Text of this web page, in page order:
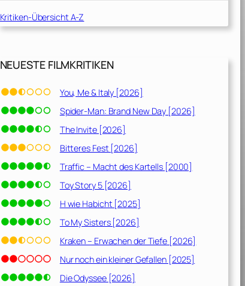
Kritiken-Übersicht A-Z
NEUESTE FILMKRITIKEN
You, Me & Italy [2026]
Spider-Man: Brand New Day [2026]
The Invite [2026]
Bitteres Fest [2026]
Traffic – Macht des Kartells [2000]
Toy Story 5 [2026]
H wie Habicht [2025]
To My Sisters [2026]
Kraken – Erwachen der Tiefe [2026]
Nur noch ein kleiner Gefallen [2025]
Die Odyssee [2026]